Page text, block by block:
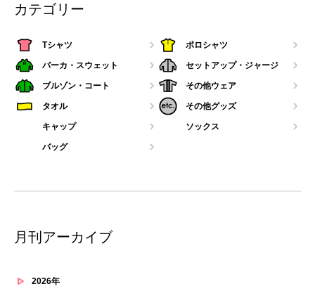
カテゴリー
Tシャツ ポロシャツ
パーカ・スウェット セットアップ・ジャージ
ブルゾン・コート その他ウェア
タオル その他グッズ
キャップ ソックス
バッグ
月刊アーカイブ
2026年